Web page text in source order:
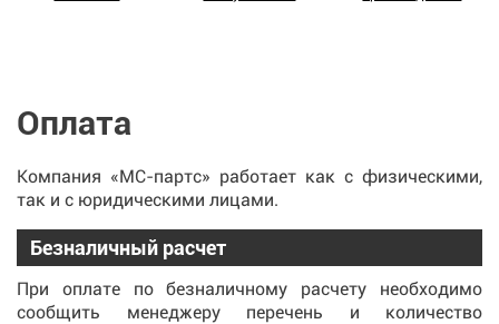
Оплата
Компания «МС-партс» работает как с физическими,
так и с юридическими лицами.
Безналичный расчет
При оплате по безналичному расчету необходимо
сообщить менеджеру перечень и количество